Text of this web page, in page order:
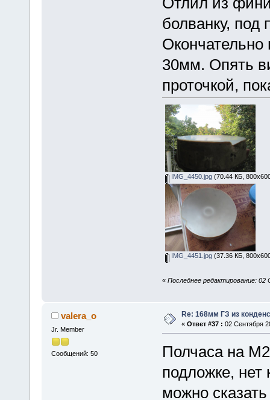
болванку, под
Окончательно
30мм. Опять
проточкой,
IMG_4450.jpg(70.44 КБ,
IMG_4451.jpg(37.36 КБ,
« Последнее редактирование: 02
valera_o
Jr. Member
Сообщений: 50
Re: 168мм ГЗ из
« Ответ #37 : 02 Сентября
Полчаса на
подложке, нет
можно